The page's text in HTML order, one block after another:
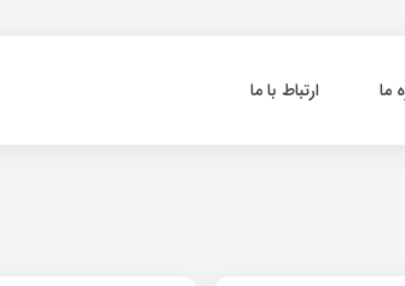
ما ارتباط با ما